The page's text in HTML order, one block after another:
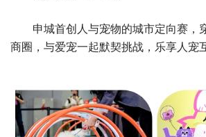
申城首创人与宠物的城市定向赛，
商圈，与爱宠一起默契挑战，乐享人宠